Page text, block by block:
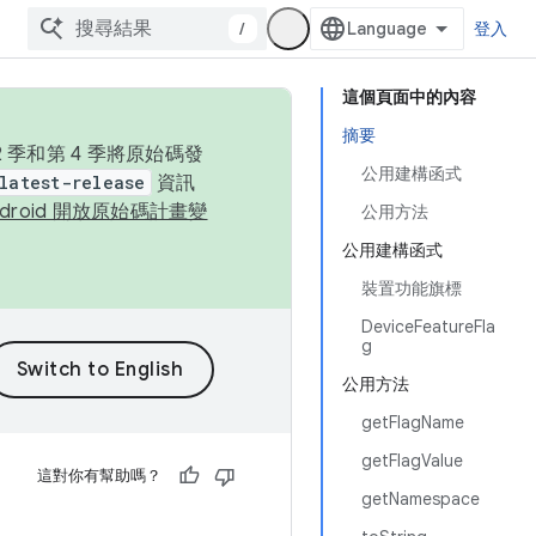
/ 登入
這個頁面中的內容
摘要
公用建構函式
公用方法
公用建構函式
裝置功能旗標
DeviceFeatureFla
g
公用方法
getFlagName
getFlagValue
getNamespace
和第 4 季將原始碼發
release
資訊
開放原始碼計畫變
這對你有幫助嗎？